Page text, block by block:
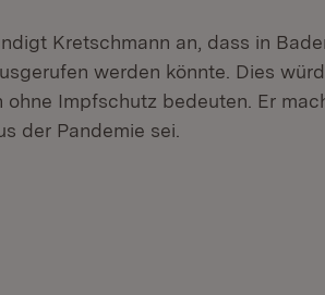
Kretschmann an, dass in
werden könnte. Dies
ohne Impfschutz bedeuten. Er
der Pandemie sei.